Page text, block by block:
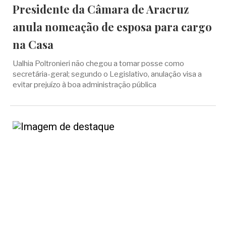
Presidente da Câmara de Aracruz
anula nomeação de esposa para cargo
na Casa
Ualhia Poltronieri não chegou a tomar posse como
secretária-geral; segundo o Legislativo, anulação visa a
evitar prejuízo à boa administração pública